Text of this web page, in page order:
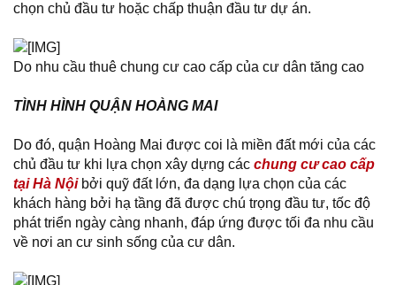
chọn chủ đầu tư hoặc chấp thuận đầu tư dự án.
Do nhu cầu thuê chung cư cao cấp của cư dân tăng cao
TÌNH HÌNH QUẬN HOÀNG MAI
Do đó, quận Hoàng Mai được coi là miền đất mới của các
chủ đầu tư khi lựa chọn xây dựng các chung cư cao cấp
tại Hà Nộibởi quỹ đất lớn, đa dạng lựa chọn của các
khách hàng bởi hạ tầng đã được chú trọng đầu tư, tốc độ
phát triển ngày càng nhanh, đáp ứng được tối đa nhu cầu
về nơi an cư sinh sống của cư dân.